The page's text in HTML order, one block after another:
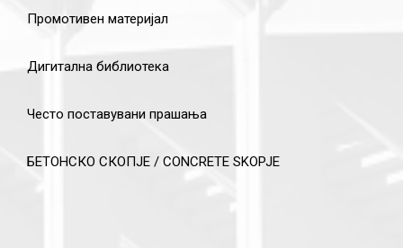
Промотивен материјал
Дигитална библиотека
Често поставувани прашања
БЕТОНСКО СКОПЈЕ / CONCRETE SKOPJE